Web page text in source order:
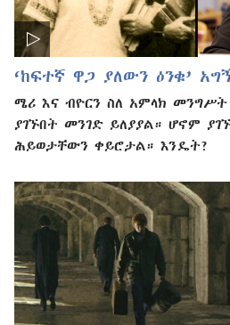
‘ከፍተኛ ዋጋ ያለውን ዕንቁ’
ሜሪ እና ብዮርን ስለ አምላክ
ያገኙበት መንገድ ይለያያል። ሆኖም
ሕይወታቸውን ቀይሮታል። እንዴት?